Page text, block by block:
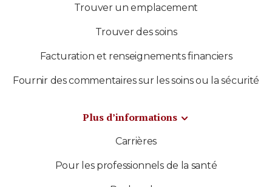
Trouver un emplacement
Trouver des soins
Facturation et renseignements financiers
Fournir des commentaires sur les soins ou la sécurité
Plus d’informations
Carrières
Pour les professionnels de la santé